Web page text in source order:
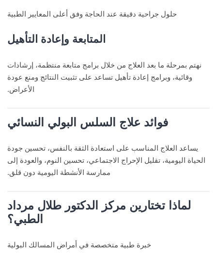
حلول جراحية دقيقة عند الحاجة وفق أعلى المعايير الطبية
المتابعة وإعادة التأهيل
نهتم بمرحلة ما بعد العلاج من خلال برامج متابعة منتظمة، إرشادات
وقائية، وبرامج إعادة تأهيل تساعد على تثبيت النتائج ومنع عودة
الأعراض.
فوائد علاج السلس البولي النسائي
يساعد العلاج المناسب على استعادة الثقة بالنفس، تحسين جودة
الحياة اليومية، تقليل الإحراج الاجتماعي، تحسين النوم، والعودة إلى
ممارسة الأنشطة اليومية دون قلق.
لماذا تختارين مركز الدكتور طلال مرداد
الطبي؟
خبرة طبية متخصصة في أمراض المسالك البولية